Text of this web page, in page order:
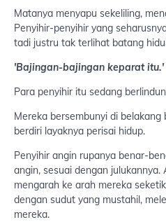
Matanya menyapu sekeliling,
Penyihir-penyihir yang
tadi justru tak terlihat batang
'Bajingan-bajingan keparat itu.'
Para penyihir itu sedang
Mereka bersembunyi di
berdiri layaknya perisai hidup.
Penyihir angin rupanya benar-
angin, sesuai dengan
mengarah ke arah mereka
dengan sudut yang mustahil,
mereka.